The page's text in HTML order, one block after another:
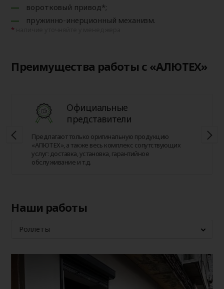
воротковый привод*;
пружинно-инерционный механизм.
Преимущества работы с «АЛЮТЕХ»
Официальные
представители
Предлагают только оригинальную продукцию
«АЛЮТЕХ», а также весь комплекс сопутствующих
услуг: доставка, установка, гарантийное
обслуживание и т.д.
Наши работы
Роллеты